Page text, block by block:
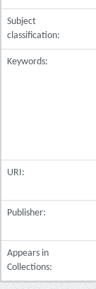
Subject
classification:
Keywords:
URI:
Publisher:
Appears in
Collections: